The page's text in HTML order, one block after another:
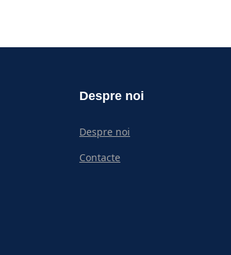
Despre noi
Despre noi
Contacte